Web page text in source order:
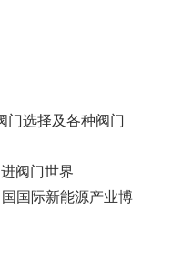
门选择及各种阀门
阀门世界
国际新能源产业博